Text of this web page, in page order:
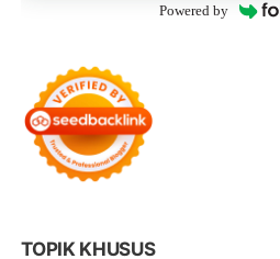
Powered by
TOPIK KHUSUS